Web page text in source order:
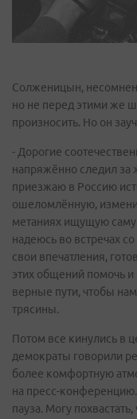
Солженицын,
но не перед этими же
произносить. Но он
- Дорогие
напряжённо следил за
приезжаю в Россию
ошеломлённую,
метаниях ищущую
надеюсь во встречах
свои впечатления,
этих общений помочь и
верные пути, чтобы
трясины.
Потом все кинулись в
демократы говорили
более комфортную
на пресс-
пауза. Могу